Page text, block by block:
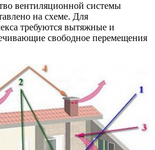
вентиляционной системы
на схеме. Для
требуются вытяжные и
свободное перемещения